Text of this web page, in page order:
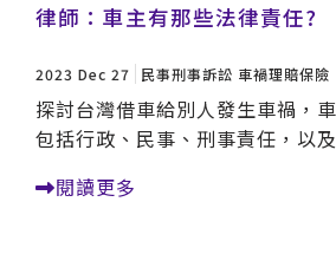
律師：車主有那些法律責任?
2023 Dec 27 民事刑事訴訟 車禍理賠保險
探討台灣借車給別人發生車禍，
包括行政、民事、刑事責任，以
閱讀更多